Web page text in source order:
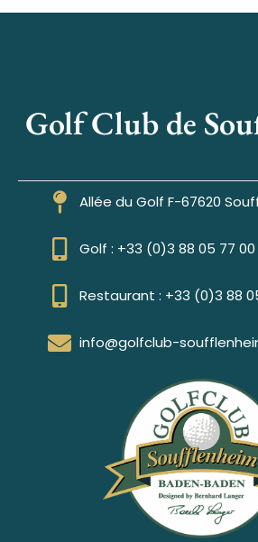
Golf Club de
Allée du Golf F-67620
Golf : +33 (0)3 88 05 77 00
Restaurant : +33 (0)3 88
info@golfclub-